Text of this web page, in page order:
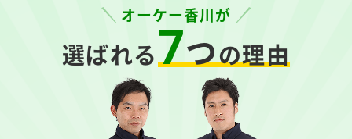
オーケー香川が
選ばれる7つの理由